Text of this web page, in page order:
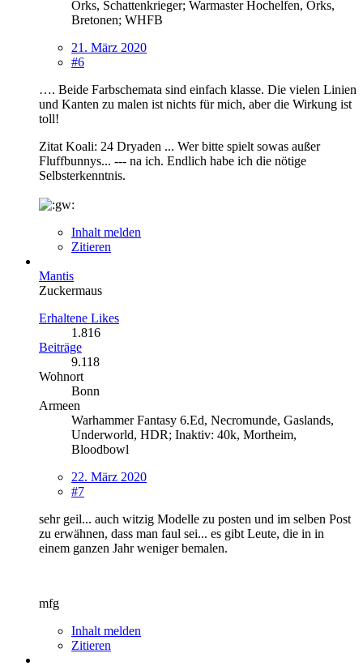
Orks, Schattenkrieger; Warmaster Hochelfen, Orks,
Bretonen; WHFB
21. März 2020
#6
…. Beide Farbschemata sind einfach klasse. Die vielen Linien
und Kanten zu malen ist nichts für mich, aber die Wirkung ist
toll!
Zitat Koali: 24 Dryaden ... Wer bitte spielt sowas außer
Fluffbunnys... --- na ich. Endlich habe ich die nötige
Selbsterkenntnis.
Inhalt melden
Zitieren
Mantis
Zuckermaus
Erhaltene Likes
1.816
Beiträge
9.118
Wohnort
Bonn
Armeen
Warhammer Fantasy 6.Ed, Necromunde, Gaslands,
Underworld, HDR; Inaktiv: 40k, Mortheim,
Bloodbowl
22. März 2020
#7
sehr geil... auch witzig Modelle zu posten und im selben Post
zu erwähnen, dass man faul sei... es gibt Leute, die in in
einem ganzen Jahr weniger bemalen.
mfg
Inhalt melden
Zitieren